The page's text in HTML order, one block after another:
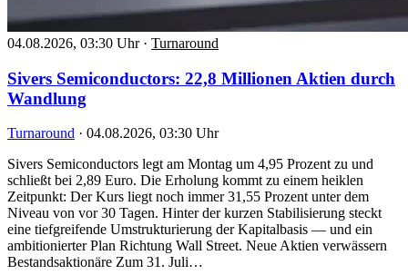
04.08.2026, 03:30 Uhr · Turnaround
Sivers Semiconductors: 22,8 Millionen Aktien durch
Wandlung
Turnaround · 04.08.2026, 03:30 Uhr
Sivers Semiconductors legt am Montag um 4,95 Prozent zu und
schließt bei 2,89 Euro. Die Erholung kommt zu einem heiklen
Zeitpunkt: Der Kurs liegt noch immer 31,55 Prozent unter dem
Niveau von vor 30 Tagen. Hinter der kurzen Stabilisierung steckt
eine tiefgreifende Umstrukturierung der Kapitalbasis — und ein
ambitionierter Plan Richtung Wall Street. Neue Aktien verwässern
Bestandsaktionäre Zum 31. Juli…